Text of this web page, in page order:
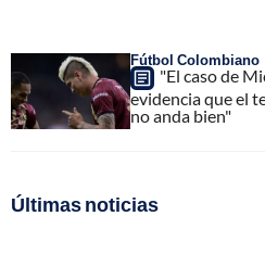
Fútbol Colombiano
"El caso de
evidencia que el
no anda bien"
Últimas noticias